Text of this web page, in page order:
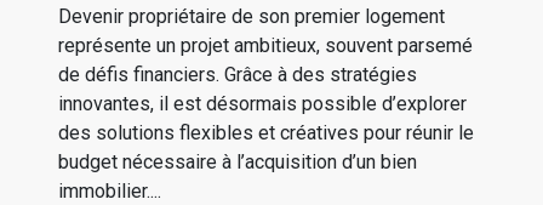
Devenir propriétaire de son premier logement
représente un projet ambitieux, souvent parsemé
de défis financiers. Grâce à des stratégies
innovantes, il est désormais possible d’explorer
des solutions flexibles et créatives pour réunir le
budget nécessaire à l’acquisition d’un bien
immobilier....